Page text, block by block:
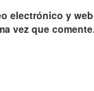
electrónico y
vez que comente.